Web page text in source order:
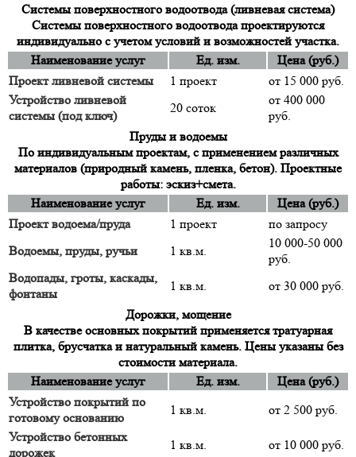
Системы поверхностного водоотвода (ливневая система)
Системы поверхностного водоотвода проектируются
индивидуально с учетом условий и возможностей участка.
Наименование услуг
Ед. изм.
Цена (руб.)
Проект ливневой системы
1 проект
от 15 000 руб.
Устройство ливневой
системы (под ключ)
20 соток
от 400 000
руб.
Пруды и водоемы
По индивидуальным проектам, с применением различных
материалов (природный камень, пленка, бетон). Проектные
работы: эскиз+смета.
Наименование услуг
Ед. изм.
Цена (руб.)
Проект водоема/пруда
1 проект
по запросу
Водоемы, пруды, ручьи
1 кв.м.
10 000-50 000
руб.
Водопады, гроты, каскады,
фонтаны
1 кв.м.
от 30 000 руб.
Дорожки, мощение
В качестве основных покрытий применяется тратуарная
плитка, брусчатка и натуральный камень. Цены указаны без
стоимости материала.
Наименование услуг
Ед. изм.
Цена (руб.)
Устройство покрытий по
готовому основанию
1 кв.м.
от 2 500 руб.
Устройство бетонных
дорожек
1 кв.м. от 10 000 руб.